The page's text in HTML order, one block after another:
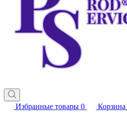
Избранные товары 0 Корзина